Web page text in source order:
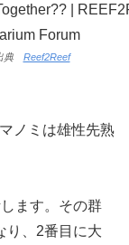
典 Reef2Reef
ノミは雄性先熟
ます。その群
り、2番目に大